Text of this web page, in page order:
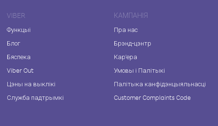
VIBER
Функцыі
Блог
Бяспека
Viber Out
Цэны на выклікі
Служба падтрымкі
КАМПАНІЯ
Пра нас
Брэнд-цэнтр
Кар'ера
Умовы і Палітыкі
Палітыка канфідэнцыяльнасці
Customer Complaints Code